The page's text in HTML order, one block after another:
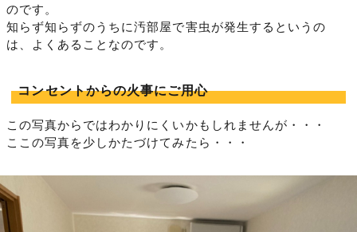
のです。
知らず知らずのうちに汚部屋で害虫が発生するというの
は、よくあることなのです。
コンセントからの火事にご用心
この写真からではわかりにくいかもしれませんが・・・
ここの写真を少しかたづけてみたら・・・